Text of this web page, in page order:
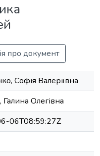
про документ
Софія Валеріївна
Олегівна
06T08:59:27Z